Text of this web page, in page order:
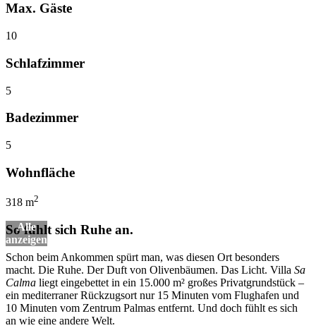
Max. Gäste
10
Schlafzimmer
5
Badezimmer
5
Wohnfläche
318 m2
So fühlt sich Ruhe an.
Schon beim Ankommen spürt man, was diesen Ort besonders
macht. Die Ruhe. Der Duft von Olivenbäumen. Das Licht. Villa Sa
Calma liegt eingebettet in ein 15.000 m² großes Privatgrundstück –
ein mediterraner Rückzugsort nur 15 Minuten vom Flughafen und
10 Minuten vom Zentrum Palmas entfernt. Und doch fühlt es sich
an wie eine andere Welt.